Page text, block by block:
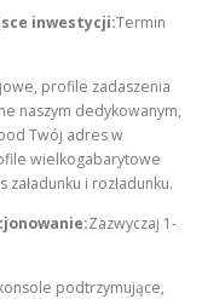
inwestycji:Termin
profile zadaszenia
naszym dedykowanym,
Twój adres w
wielkogabarytowe
i rozładunku.
Zazwyczaj 1-
podtrzymujące,